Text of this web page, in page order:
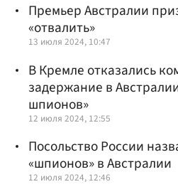
Премьер Австралии
«отвалить»
13 июля 2024, 10:47
В Кремле отказались
задержание в
шпионов»
12 июля 2024, 12:55
Посольство России
«шпионов» в Австралии
12 июля 2024, 12:46